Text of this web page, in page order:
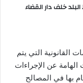
خلف دار القضاء
القانونية التي يتم
عن الإجراءات
بها في المصالح